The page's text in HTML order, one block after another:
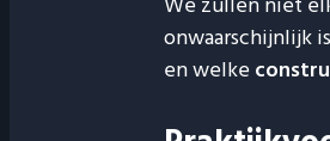
onwaarschijnlijk
en welke